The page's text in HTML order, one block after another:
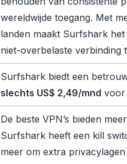
wereldwijde toegang. Met
landen maakt Surfshark
niet-overbelaste verbinding
Surfshark biedt een
slechts US$ 2,49/mnd voor
De beste VPN’s bieden
Surfshark heeft een kill
meer om extra privacylagen